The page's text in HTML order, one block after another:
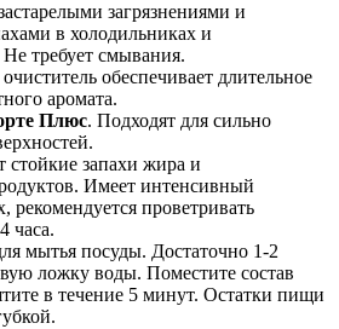
загрязнениями и
в холодильниках и
требует смывания.
обеспечивает длительное
аромата.
Плюс. Подходят для сильно
стойкие запахи жира и
Имеет интенсивный
рекомендуется проветривать
часа.
мытья посуды. Достаточно 1-2
ложку воды. Поместите состав
в течение 5 минут. Остатки пищи